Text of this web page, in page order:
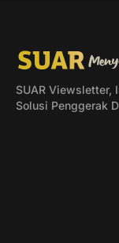
SUAR Viewsletter,
Solusi Penggerak